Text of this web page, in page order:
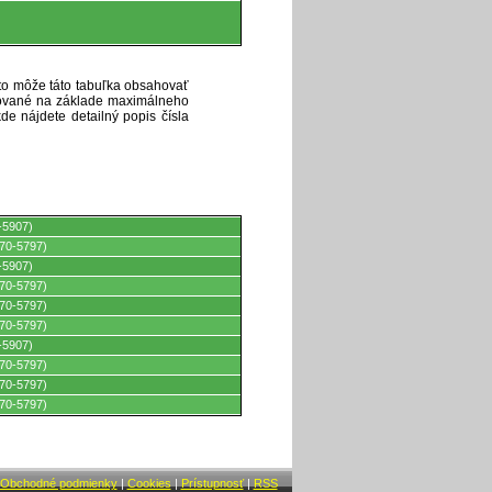
môže táto tabuľka obsahovať
na základe maximálneho
nájdete detailný popis čísla
5797)
5797)
5797)
5797)
5797)
5797)
5797)
Obchodné podmienky| Cookies | Prístupnosť| RSS